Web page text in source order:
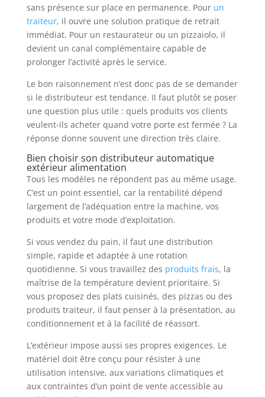
sans présence sur place en permanence. Pour un
traiteur, il ouvre une solution pratique de retrait
immédiat. Pour un restaurateur ou un pizzaiolo, il
devient un canal complémentaire capable de
prolonger l’activité après le service.
Le bon raisonnement n’est donc pas de se demander
si le distributeur est tendance. Il faut plutôt se poser
une question plus utile : quels produits vos clients
veulent-ils acheter quand votre porte est fermée ? La
réponse donne souvent une direction très claire.
Bien choisir son distributeur automatique
extérieur alimentation
Tous les modèles ne répondent pas au même usage.
C’est un point essentiel, car la rentabilité dépend
largement de l’adéquation entre la machine, vos
produits et votre mode d’exploitation.
Si vous vendez du pain, il faut une distribution
simple, rapide et adaptée à une rotation
quotidienne. Si vous travaillez des produits frais, la
maîtrise de la température devient prioritaire. Si
vous proposez des plats cuisinés, des pizzas ou des
produits traiteur, il faut penser à la présentation, au
conditionnement et à la facilité de réassort.
L’extérieur impose aussi ses propres exigences. Le
matériel doit être conçu pour résister à une
utilisation intensive, aux variations climatiques et
aux contraintes d’un point de vente accessible au